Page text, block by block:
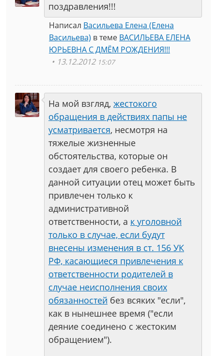
поздравления!!!
Написал Васильева Елена (Елена
Васильева) в теме ВАСИЛЬЕВА ЕЛЕНА
ЮРЬЕВНА С ДМЁМ РОЖДЕНИЯ!!!
13.12.2012 15:07
На мой взгляд, жестокого
обращения в действиях папы не
усматривается, несмотря на
тяжелые жизненные
обстоятельства, которые он
создает для своего ребенка. В
данной ситуации отец может быть
привлечен только к
административной
ответственности, а к уголовной
только в случае, если будут
внесены изменения в ст. 156 УК
РФ, касающиеся привлечения к
ответственности родителей в
случае неисполнения своих
обязанностей без всяких "если",
как в нынешнее время ("если
деяние соединено с жестоким
обращением").